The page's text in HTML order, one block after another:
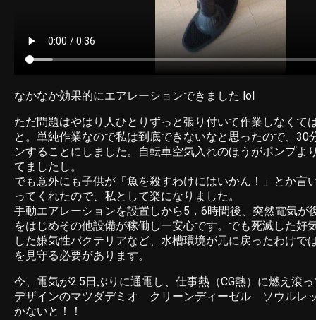
なかなか効果的にエアレーションできました lol
ただ問題はやはり人ひとりずっと張り付いて作業しなくて
と。単純作業なので私は到底できないなと思ったので、30
ンすることにしました。自転車空気入れのほうがポンプよ
てましたし。
でも意外にも子供が「魚を殺すわけにはいかん！」とか言
ってくれたので、私として楽になりました。
手動エアレーションを設置しから5，6時間後、突然電気が
をはじめその他設備が稼働し一安心です。でも死滅した好
した嫌気性バクテリアなど、水槽環境が元に戻ったわけで
を見守る必要があります。
今、電気が2.5日ぶりに通電し、仕事熱（CG熱）に燃え滾
デザインのマツダデミオ クリーンディーゼル ソウルレ
かないと！！